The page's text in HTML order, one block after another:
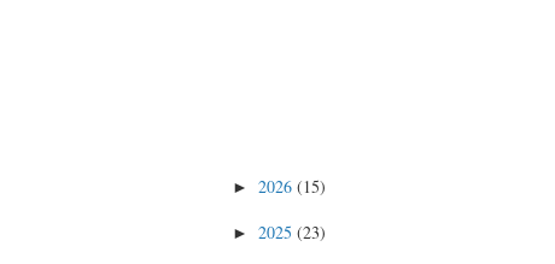
►2026(15)
►2025(23)